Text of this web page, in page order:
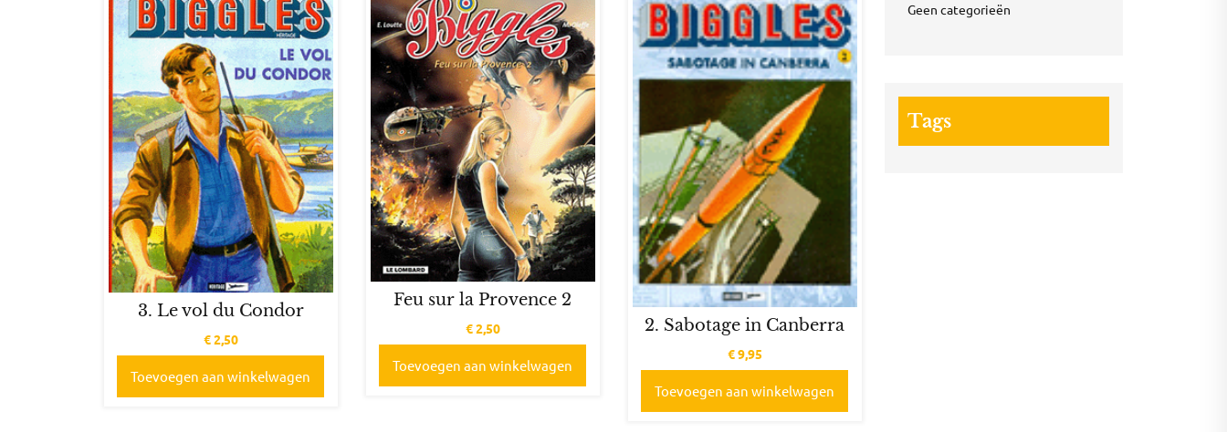
3. Le vol du Condor
€2,50
Toevoegen aan winkelwagen
Feu sur la Provence 2
€2,50
Toevoegen aan winkelwagen
2. Sabotage in Canberra
€9,95
Toevoegen aan winkelwagen
Geen categorieën
Tags